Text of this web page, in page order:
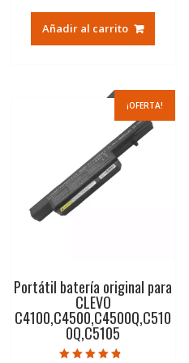
original
era:
actual
es:
Añadir al carrito
¡OFERTA!
Portátil batería original para
CLEVO
C4100,C4500,C4500Q,C510
0Q,C5105